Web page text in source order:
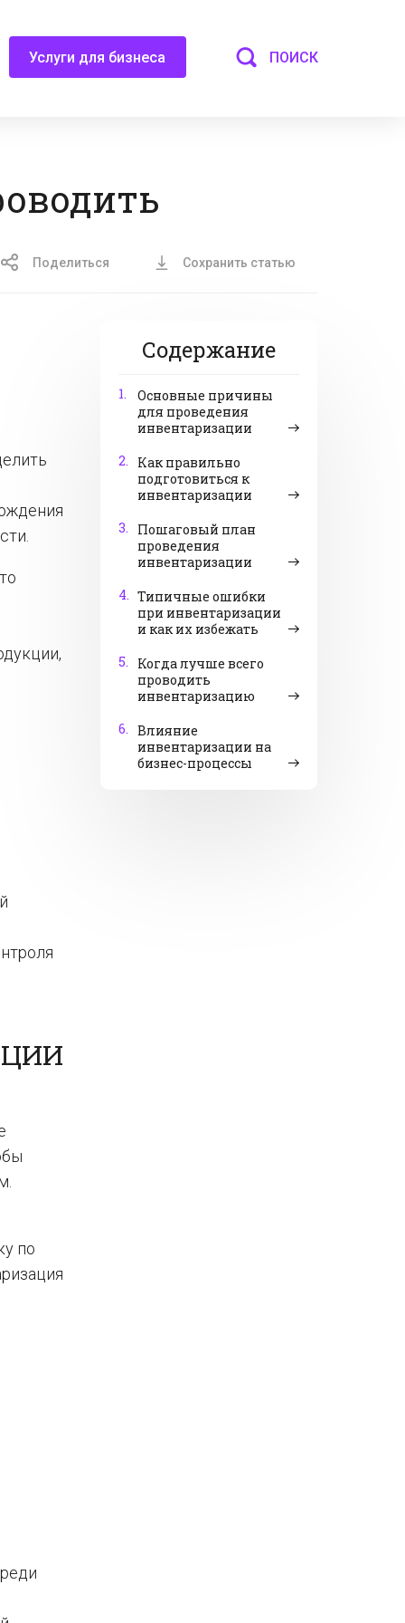
Услуги для бизнеса ПОИСК
Поделиться Сохранить статью
Содержание
1.
Основные причины
для проведения
инвентаризации
2.
Как правильно
подготовиться к
инвентаризации
3.
Пошаговый план
проведения
инвентаризации
4. Типичные ошибки
при инвентаризации
и как их избежать
5.
Когда лучше всего
проводить
инвентаризацию
6. Влияние
инвентаризации на
бизнес-процессы
по